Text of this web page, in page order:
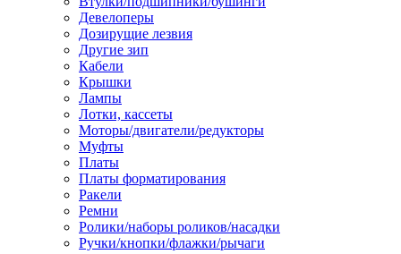
Пружина постоянного давления
Сжим ответвительный,
Ящик для хранения инструмента и
Анкер болтовой
Болт анкерный
Болт с т-образной головкой
Девелоперы
Дозирущие лезвия
Другие зип
Кабели
Крышки
Лампы
Лотки, кассеты
Моторы/двигатели/редукторы
Муфты
Платы
Платы форматирования
Ракели
Ремни
Ролики/наборы роликов/насадки
Ручки/кнопки/флажки/рычаги